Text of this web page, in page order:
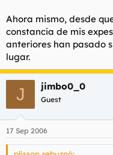
Ahora mismo, desde
constancia de mis
anteriores han pasado
lugar.
J jimbo0_0
Guest
17 Sep 2006